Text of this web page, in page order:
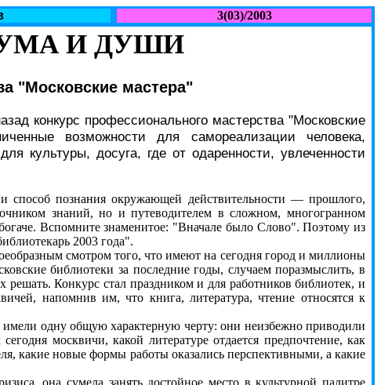
3(03)/2003
И ДУШИ
"Московские мастера"
конкурс профессионального мастерства "Московские
возможности для самореализации человека,
культуры, досуга, где от одаренности, увлеченности
познания окружающей действительности — прошлого,
знаний, но и путеводителем в сложном, многогранном
Вспомните знаменитое: "Вначале было Слово". Поэтому из
2003 года".
смотром того, что имеют на сегодня город и миллионы
библиотеки за последние годы, случаем поразмыслить, в
решать. Конкурс стал праздником и для работников библиотек, и
напомнив им, что книга, литература, чтение относятся к
одну общую характерную черту: они неизбежно приводили
москвичи, какой литературе отдается предпочтение, как
какие новые формы работы оказались перспективными, а какие
она сумела занять достойное место в культурной палитре